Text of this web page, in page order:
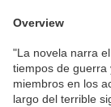
Overview
"La novela narra
tiempos de guerra
miembros en los
largo del terrible